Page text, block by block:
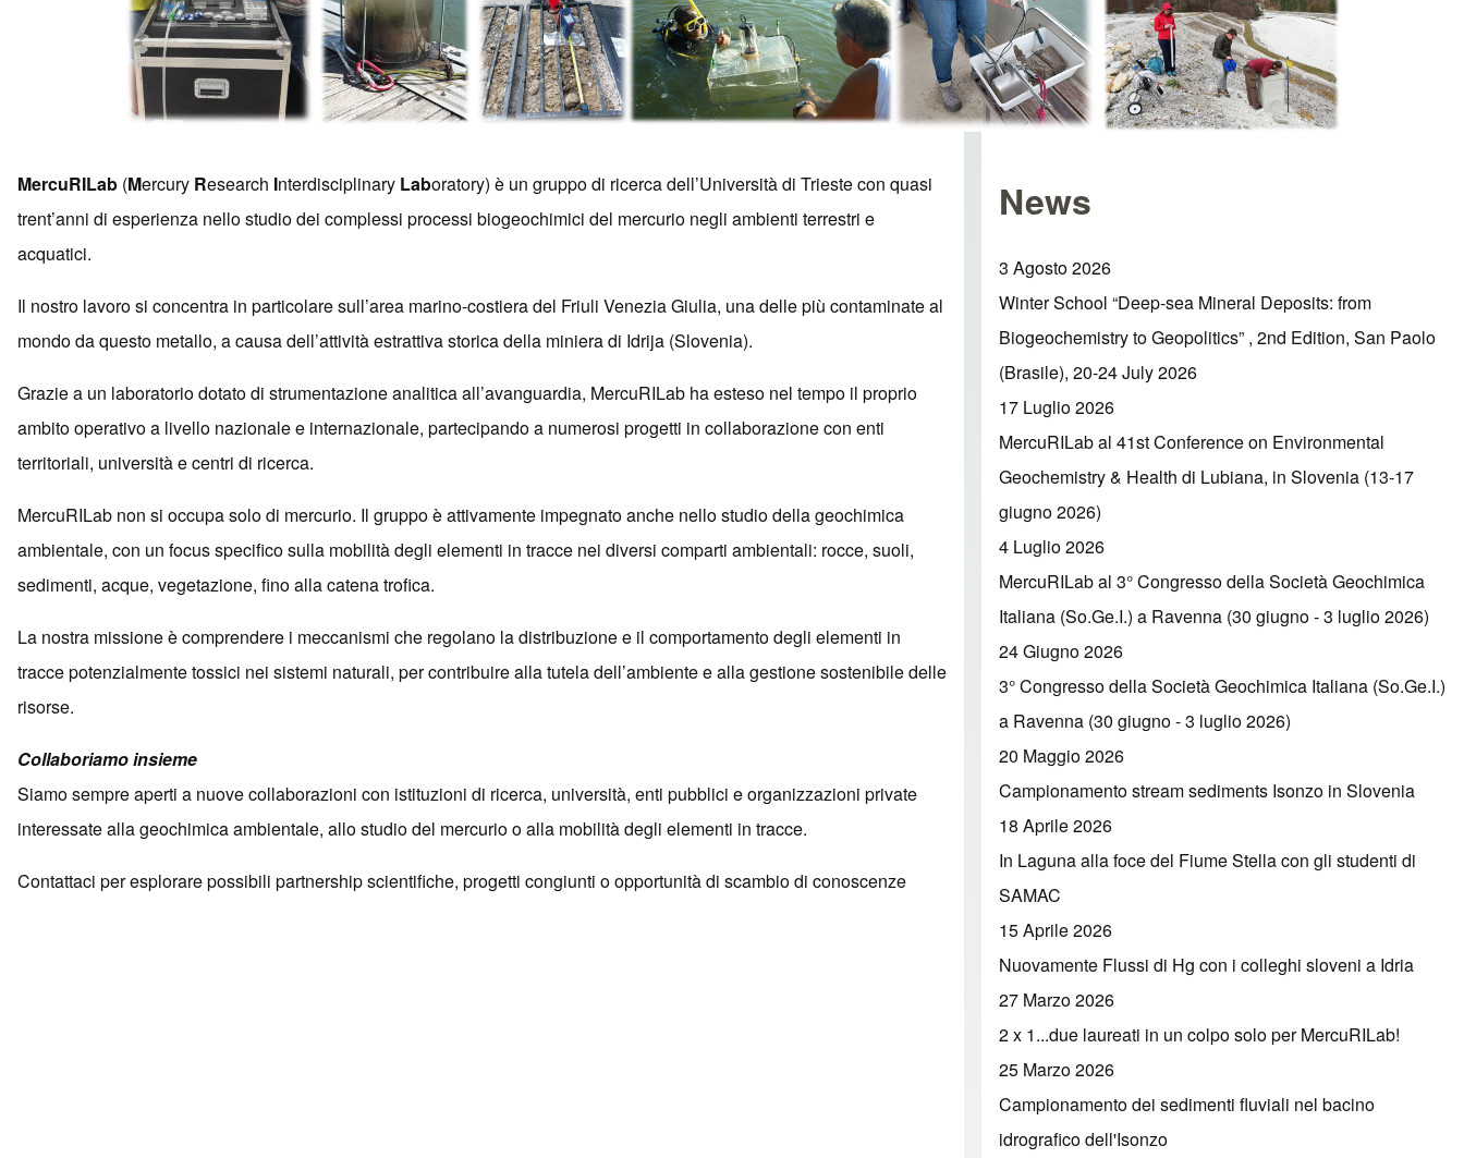
MercuRILab (Mercury Research Interdisciplinary Laboratory) è un gruppo di ricerca dell’Università di Trieste con quasi
trent’anni di esperienza nello studio dei complessi processi biogeochimici del mercurio negli ambienti terrestri e
acquatici.
Il nostro lavoro si concentra in particolare sull’area marino-costiera del Friuli Venezia Giulia, una delle più contaminate al
mondo da questo metallo, a causa dell’attività estrattiva storica della miniera di Idrija (Slovenia).
Grazie a un laboratorio dotato di strumentazione analitica all’avanguardia, MercuRILab ha esteso nel tempo il proprio
ambito operativo a livello nazionale e internazionale, partecipando a numerosi progetti in collaborazione con enti
territoriali, università e centri di ricerca.
MercuRILab non si occupa solo di mercurio. Il gruppo è attivamente impegnato anche nello studio della geochimica
ambientale, con un focus specifico sulla mobilità degli elementi in tracce nei diversi comparti ambientali: rocce, suoli,
sedimenti, acque, vegetazione, fino alla catena trofica.
La nostra missione è comprendere i meccanismi che regolano la distribuzione e il comportamento degli elementi in
tracce potenzialmente tossici nei sistemi naturali, per contribuire alla tutela dell’ambiente e alla gestione sostenibile delle
risorse.
Collaboriamo insieme
Siamo sempre aperti a nuove collaborazioni con istituzioni di ricerca, università, enti pubblici e organizzazioni private
interessate alla geochimica ambientale, allo studio del mercurio o alla mobilità degli elementi in tracce.
Contattaci per esplorare possibili partnership scientifiche, progetti congiunti o opportunità di scambio di conoscenze
News
3 Agosto 2026
Winter School “Deep-sea Mineral Deposits: from
Biogeochemistry to Geopolitics” , 2nd Edition, San Paolo
(Brasile), 20-24 July 2026
17 Luglio 2026
MercuRILab al 41st Conference on Environmental
Geochemistry & Health di Lubiana, in Slovenia (13-17
giugno 2026)
4 Luglio 2026
MercuRILab al 3° Congresso della Società Geochimica
Italiana (So.Ge.I.) a Ravenna (30 giugno - 3 luglio 2026)
24 Giugno 2026
3° Congresso della Società Geochimica Italiana (So.Ge.I.)
a Ravenna (30 giugno - 3 luglio 2026)
20 Maggio 2026
Campionamento stream sediments Isonzo in Slovenia
18 Aprile 2026
In Laguna alla foce del Fiume Stella con gli studenti di
SAMAC
15 Aprile 2026
Nuovamente Flussi di Hg con i colleghi sloveni a Idria
27 Marzo 2026
2 x 1...due laureati in un colpo solo per MercuRILab!
25 Marzo 2026
Campionamento dei sedimenti fluviali nel bacino
idrografico dell'Isonzo